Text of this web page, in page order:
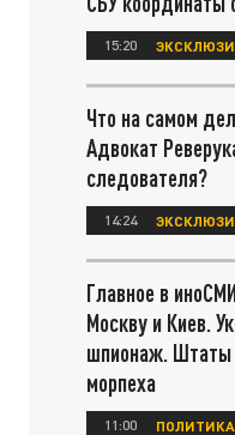
15:20
Что на самом
Адвокат
следователя?
14:24
Главное в
Москву и Киев.
шпионаж. Штаты
морпеха
11:00 ПОЛИТИКА